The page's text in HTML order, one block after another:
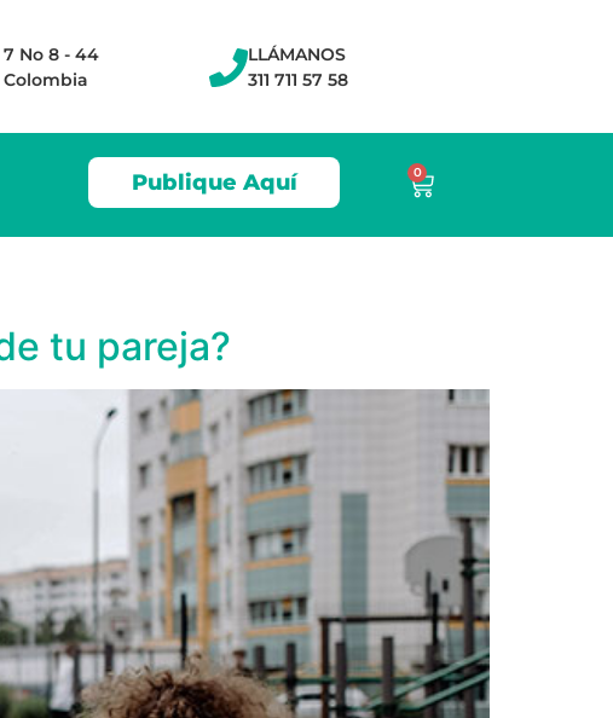
7 No 8 - 44
Colombia
LLÁMANOS
311 711 57 58
Publique Aquí 0
tu pareja?